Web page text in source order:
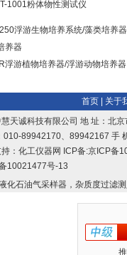
1001粉体物性测试仪
浮游生物培养系统/藻类培养
养器
浮游植物培养器/浮游动物培养器
首页|
关于
天诚科技有限公司 地 址：北
010-89942170、89942167 手
： 化工仪器网 ICP备:京ICP备
10021477号-13
石油气采样器，杂质度过滤